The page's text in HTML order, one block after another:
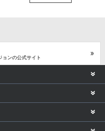
ョンの公式サイト